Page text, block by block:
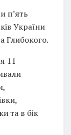
п’ять
України
Глибокого.
11
та в бік